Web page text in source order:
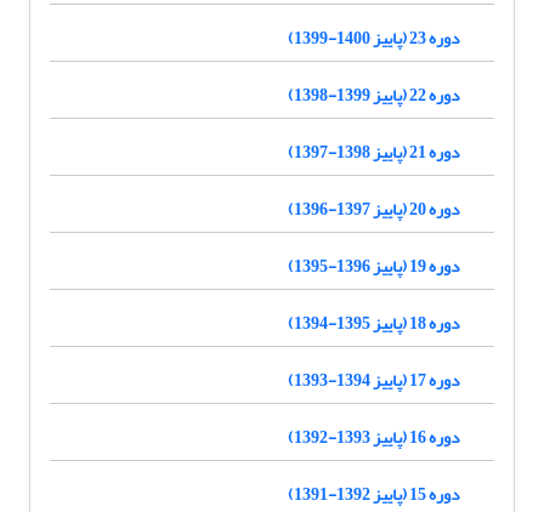
دوره 23 (پاییز 1400-1399)
دوره 22 (پاییز 1399-1398)
دوره 21 (پاییز 1398-1397)
دوره 20 (پاییز 1397-1396)
دوره 19 (پاییز 1396-1395)
دوره 18 (پاییز 1395-1394)
دوره 17 (پاییز 1394-1393)
دوره 16 (پاییز 1393-1392)
دوره 15 (پاییز 1392-1391)